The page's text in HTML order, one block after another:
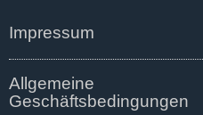
Impressum
Allgemeine
Geschäftsbedingungen